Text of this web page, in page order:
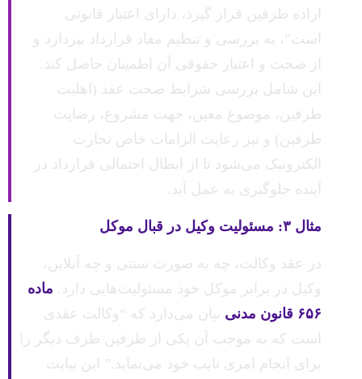
اراده طرفین قرار گیرد، دارای اعتبار قانونی
است”، به بررسی و تنظیم مفاد قرارداد بپردازد و
از صحت و اعتبار حقوقی آن اطمینان حاصل کند.
این شامل بررسی شرایط صحت عقد (اهلیت
طرفین، موضوع معین، جهت مشروع، رضایت
طرفین) و نیز رعایت الزامات خاص تجارت
الکترونیک می‌شود تا از ابطال احتمالی قرارداد در
آینده جلوگیری به عمل آید.
مثال ۳: مسئولیت وکیل در قبال موکل
در عقد وکالت، چه به صورت سنتی و چه آنلاین،
وکیل در برابر موکل خود مسئولیت‌هایی دارد. ماده
۶۵۶ قانون مدنی
بیان می‌دارد که “وکالت عقدی
است که به موجب آن یکی از طرفین طرف دیگر را
برای انجام امری نایب خود می‌نماید.” این نیابت